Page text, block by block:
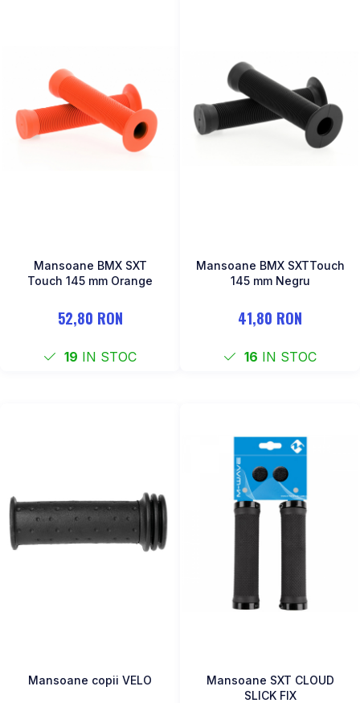
Mansoane BMX SXT
Touch 145 mm Orange
52,80 RON
19 IN STOC
Mansoane BMX SXTTouch
145 mm Negru
41,80 RON
16 IN STOC
Mansoane copii VELO
Mansoane SXT CLOUD
SLICK FIX